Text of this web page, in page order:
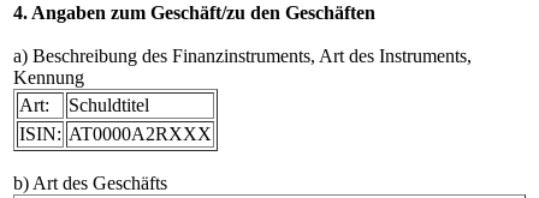
4. Angaben zum Geschäft/zu den Geschäften
a) Beschreibung des Finanzinstruments, Art des Instruments,
Kennung
Art:
Schuldtitel
ISIN: AT0000A2RXXX
b) Art des Geschäfts